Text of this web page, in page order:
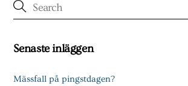
Senaste inläggen
Mässfall på pingstdagen?